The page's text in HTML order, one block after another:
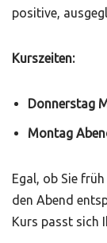
positive,
Kurszeiten:
Donnerstag
Montag
Egal, ob Sie
den Abend
Kurs passt sich